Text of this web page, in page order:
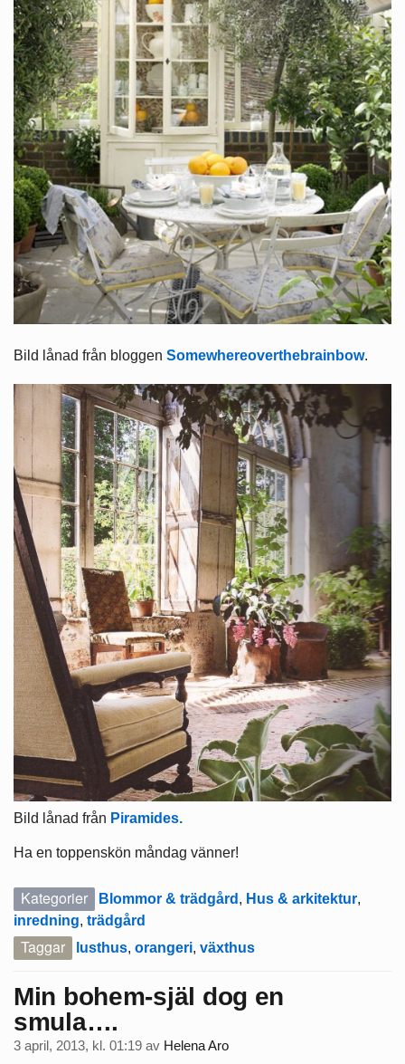
Bild lånad från bloggen Somewhereoverthebrainbow.
Bild lånad från Piramides.
Ha en toppenskön måndag vänner!
Kategorier Blommor & trädgård , Hus & arkitektur,
inredning, trädgård
Taggar lusthus, orangeri, växthus
Min bohem-själ dog en
smula….
3 april, 2013, kl. 01:19 av Helena Aro